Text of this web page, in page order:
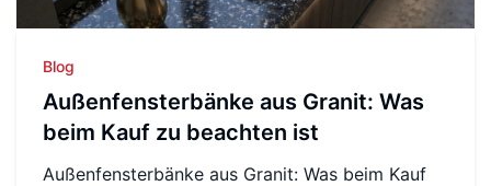
Blog
Außenfensterbänke aus Granit: Was
beim Kauf zu beachten ist
Außenfensterbänke aus Granit: Was beim Kauf